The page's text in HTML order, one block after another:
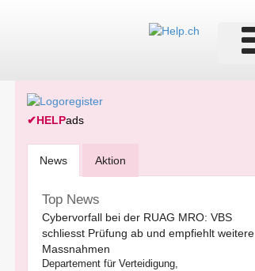
✔HELPads
News Aktion
Top News
Cybervorfall bei der RUAG MRO: VBS
schliesst Prüfung ab und empfiehlt weitere
Massnahmen
Departement für Verteidigung,